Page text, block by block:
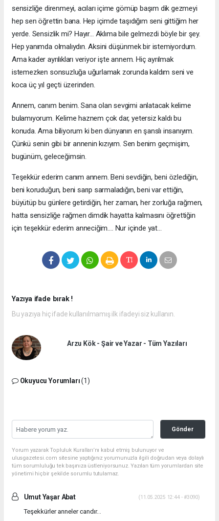
sensizliğe direnmeyi, acıları içime gömüp başım dik gezmeyi
hep sen öğrettin bana. Hep içimde taşıdığım seni gittiğim her
yerde. Sensizlik mi? Hayır… Aklıma bile gelmezdi böyle bir şey.
Hep yanımda olmalıydın. Aksini düşünmek bir istemiyordum.
Ama kader ayrılıkları veriyor işte annem. Hiç ayrılmak
istemezken sonsuzluğa uğurlamak zorunda kaldım seni ve
koca üç yıl geçti üzerinden.
Annem, canım benim. Sana olan sevgimi anlatacak kelime
bulamıyorum. Kelime haznem çok dar, yetersiz kaldı bu
konuda. Ama biliyorum ki ben dünyanın en şanslı insanıyım.
Çünkü senin gibi bir annenin kızıyım. Sen benim geçmişim,
bugünüm, geleceğimsin.
Teşekkür ederim canım annem. Beni sevdiğin, beni özlediğin,
beni koruduğun, beni sarıp sarmaladığın, beni var ettiğin,
büyütüp bu günlere getirdiğin, her zaman, her zorluğa rağmen,
hatta sensizliğe rağmen dimdik hayatta kalmasını öğrettiğin
için teşekkür ederim anneciğim.… Nur içinde yat…
Yazıya ifade bırak !
Bu yazıya hiç ifade kullanılmamış ilk ifadeyi siz kullanın.
Arzu Kök - Şair ve Yazar - Tüm Yazıları
Okuyucu Yorumları(1)
Gönder
Yorum yazarak Topluluk Kuralları’nı kabul etmiş bulunuyor ve
ulusgazetesi.com sitesine yaptığınız yorumunuzla ilgili doğrudan veya dolaylı
tüm sorumluluğu tek başınıza üstleniyorsunuz. Yazılan tüm yorumlardan site
yönetimi hiçbir şekilde sorumlu tutulamaz.
Umut Yaşar Abat (11.05.2025 12:44 - #3090)
Teşekkürler anneler candır...